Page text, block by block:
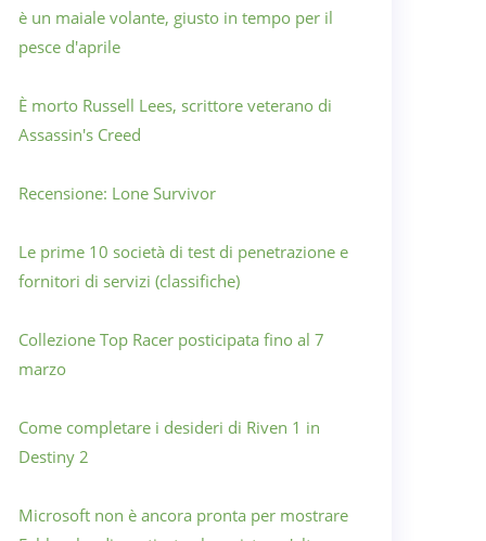
è un maiale volante, giusto in tempo per il
pesce d'aprile
È morto Russell Lees, scrittore veterano di
Assassin's Creed
Recensione: Lone Survivor
Le prime 10 società di test di penetrazione e
fornitori di servizi (classifiche)
Collezione Top Racer posticipata fino al 7
marzo
Come completare i desideri di Riven 1 in
Destiny 2
Microsoft non è ancora pronta per mostrare